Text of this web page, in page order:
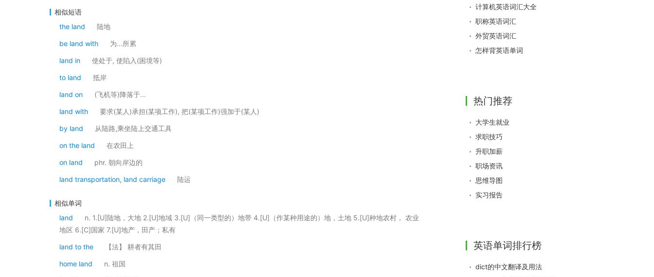
相似短语
the land
陆地
be land with 为...所累
land in 使处于, 使陷入(困境等)
to land 抵岸
land on (飞机等)降落于...
land with 要求(某人)承担(某项工作), 把(某项工作)强加于(某人)
by land 从陆路,乘坐陆上交通工具
on the land 在农田上
on land phr. 朝向岸边的
land transportation, land carriage 陆运
相似单词
land
n. 1.[U]陆地，大地 2.[U]地域 3.[U]（同一类型的）地带 4.[U]（作某种用途的）地，土地 5.[U]种地农村， 农业
地区 6.[C]国家 7.[U]地产，田产；私有
land to the 【法】 耕者有其田
home land n. 祖国
计算机英语词汇大全
职称英语词汇
外贸英语词汇
怎样背英语单词
热门推荐
大学生就业
求职技巧
升职加薪
职场资讯
思维导图
实习报告
英语单词排行榜
dict的中文翻译及用法